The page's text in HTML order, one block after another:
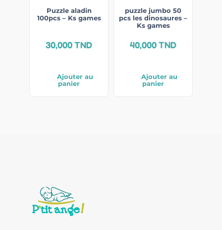
Puzzle aladin
100pcs – Ks games
30,000TND
Ajouter au
panier
puzzle jumbo 50
pcs les dinosaures –
Ks games
40,000TND
Ajouter au
panier